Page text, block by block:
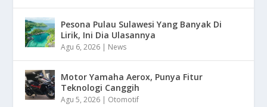
Pesona Pulau Sulawesi Yang Banyak Di
Lirik, Ini Dia Ulasannya
Agu 6, 2026 | News
Motor Yamaha Aerox, Punya Fitur
Teknologi Canggih
Agu 5, 2026 | Otomotif